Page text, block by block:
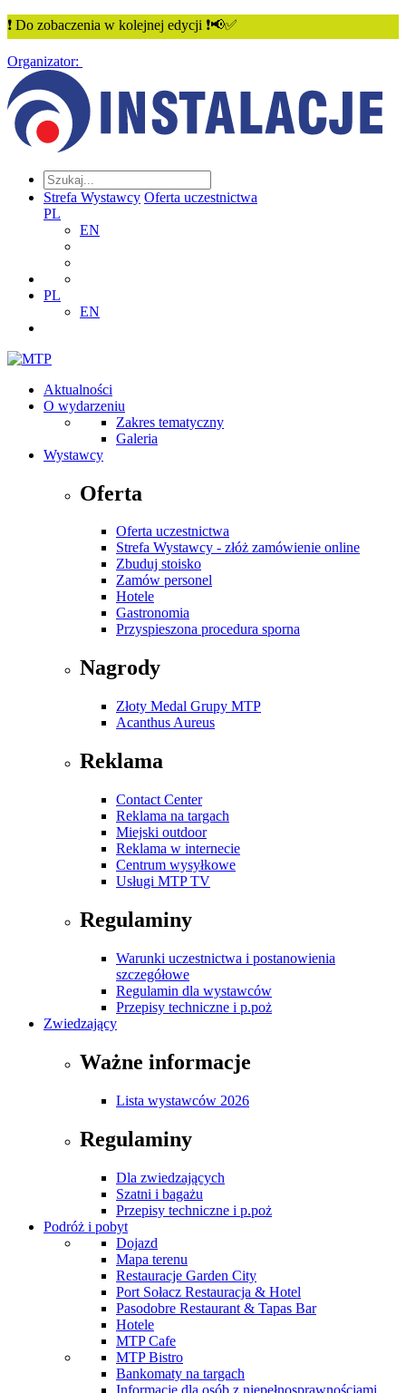
❗ Do zobaczenia w kolejnej edycji ❗📢✅
Organizator:
Strefa Wystawcy Oferta uczestnictwa
PL
EN
PL
EN
Aktualności
O wydarzeniu
Zakres tematyczny
Galeria
Wystawcy
Oferta
Oferta uczestnictwa
Strefa Wystawcy - złóż zamówienie online
Zbuduj stoisko
Zamów personel
Hotele
Gastronomia
Przyspieszona procedura sporna
Nagrody
Złoty Medal Grupy MTP
Acanthus Aureus
Reklama
Contact Center
Reklama na targach
Miejski outdoor
Reklama w internecie
Centrum wysyłkowe
Usługi MTP TV
Regulaminy
Warunki uczestnictwa i postanowienia
szczegółowe
Regulamin dla wystawców
Przepisy techniczne i p.poż
Zwiedzający
Ważne informacje
Lista wystawców 2026
Regulaminy
Dla zwiedzających
Szatni i bagażu
Przepisy techniczne i p.poż
Podróż i pobyt
Dojazd
Mapa terenu
Restauracje Garden City
Port Sołacz Restauracja & Hotel
Pasodobre Restaurant & Tapas Bar
Hotele
MTP Cafe
MTP Bistro
Bankomaty na targach
Informacje dla osób z niepełnosprawnościami